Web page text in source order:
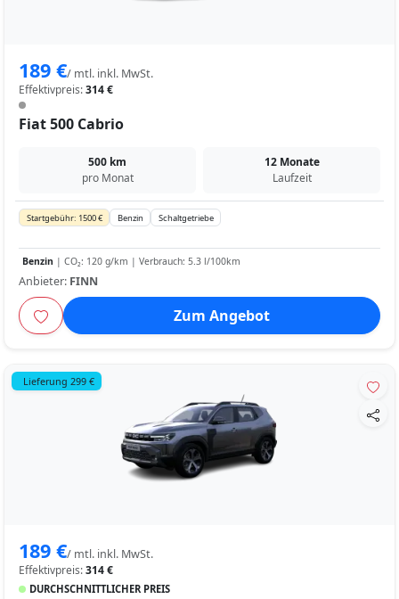
189 €/ mtl. inkl. MwSt.
Effektivpreis:314 €
Fiat 500 Cabrio
500 km
pro Monat
12 Monate
Laufzeit
Startgebühr: 1500 € Benzin Schaltgetriebe
Benzin | CO₂: 120 g/km | Verbrauch: 5.3 l/100km
Anbieter: FINN
Zum Angebot
Lieferung 299 €
189 €/ mtl. inkl. MwSt.
Effektivpreis:314 €
DURCHSCHNITTLICHER PREIS